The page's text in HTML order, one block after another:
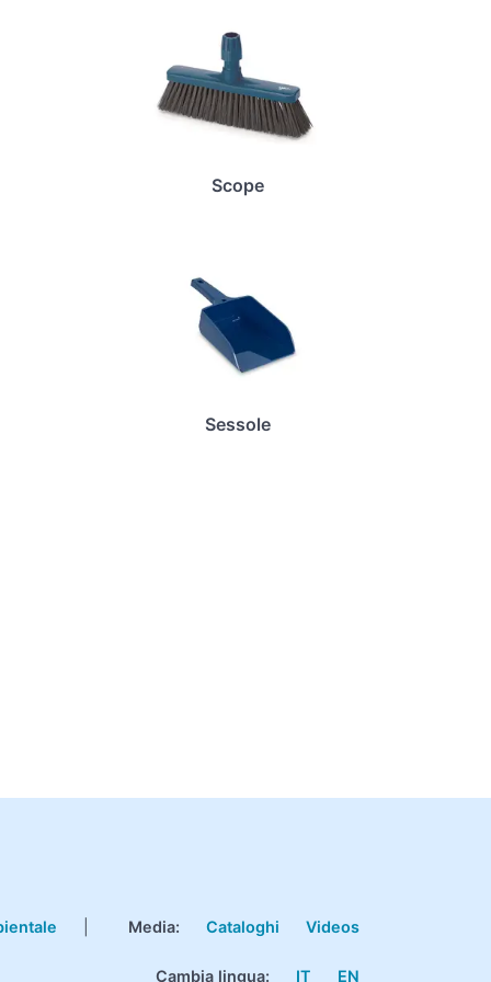
Scope
Sessole
Media: Cataloghi Videos
Cambia lingua: IT EN